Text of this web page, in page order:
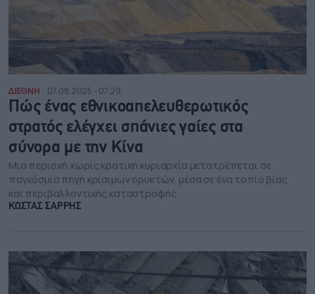
ΔΙΕΘΝΗ 07.08.2025 - 07:29
Πώς ένας εθνικοαπελευθερωτικός
στρατός ελέγχει σπάνιες γαίες στα
σύνορα με την Κίνα
Μια περιοχή χωρίς κρατική κυριαρχία μετατρέπεται σε
παγκόσμια πηγή κρίσιμων ορυκτών, μέσα σε ένα τοπίο βίας
και περιβαλλοντικής καταστροφής
ΚΩΣΤΑΣ ΣΑΡΡΗΣ